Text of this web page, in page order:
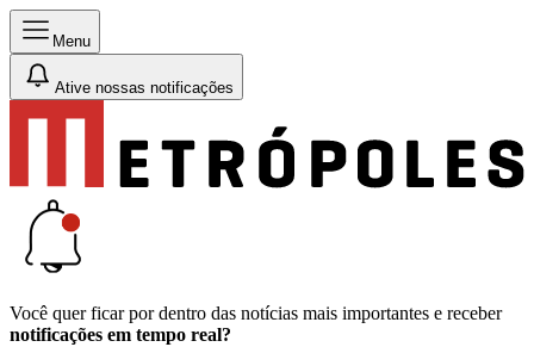
Menu
Ative nossas notificações
Você quer ficar por dentro das notícias mais importantes e receber
notificações em tempo real?